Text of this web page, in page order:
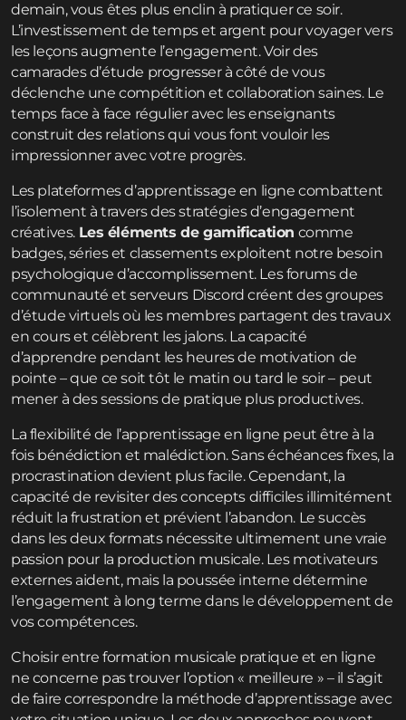
demain, vous êtes plus enclin à pratiquer ce soir.
L’investissement de temps et argent pour voyager vers
les leçons augmente l’engagement. Voir des
camarades d’étude progresser à côté de vous
déclenche une compétition et collaboration saines. Le
temps face à face régulier avec les enseignants
construit des relations qui vous font vouloir les
impressionner avec votre progrès.
Les plateformes d’apprentissage en ligne combattent
l’isolement à travers des stratégies d’engagement
créatives. Les éléments de gamification comme
badges, séries et classements exploitent notre besoin
psychologique d’accomplissement. Les forums de
communauté et serveurs Discord créent des groupes
d’étude virtuels où les membres partagent des travaux
en cours et célèbrent les jalons. La capacité
d’apprendre pendant les heures de motivation de
pointe – que ce soit tôt le matin ou tard le soir – peut
mener à des sessions de pratique plus productives.
La flexibilité de l’apprentissage en ligne peut être à la
fois bénédiction et malédiction. Sans échéances fixes, la
procrastination devient plus facile. Cependant, la
capacité de revisiter des concepts difficiles illimitément
réduit la frustration et prévient l’abandon. Le succès
dans les deux formats nécessite ultimement une vraie
passion pour la production musicale. Les motivateurs
externes aident, mais la poussée interne détermine
l’engagement à long terme dans le développement de
vos compétences.
Choisir entre formation musicale pratique et en ligne
ne concerne pas trouver l’option « meilleure » – il s’agit
de faire correspondre la méthode d’apprentissage avec